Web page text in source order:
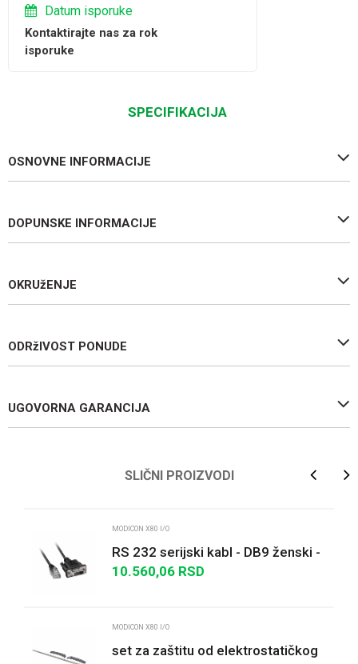
Datum isporuke
Kontaktirajte nas za rok
isporuke
SPECIFIKACIJA
OSNOVNE INFORMACIJE
DOPUNSKE INFORMACIJE
OKRUžENJE
ODRžIVOST PONUDE
UGOVORNA GARANCIJA
SLIČNI PROIZVODI
MODICON X80 I/O
RS 232 serijski kabl - DB9 ženski -
3 m
10.560,06 RSD
MODICON X80 I/O
set za zaštitu od elektrostatičkog